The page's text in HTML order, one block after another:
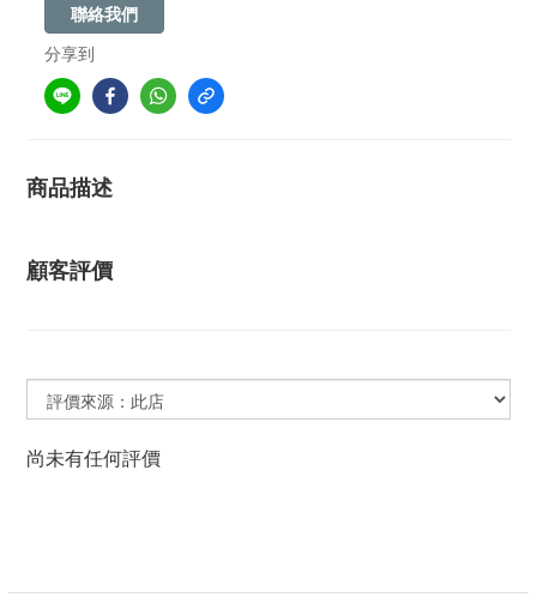
聯絡我們
分享到
商品描述
顧客評價
尚未有任何評價